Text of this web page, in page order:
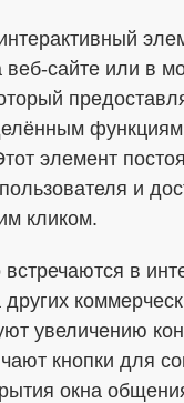
веб-сайте или в
элемент
и
кликом.
в
увеличению
кнопки для
окна